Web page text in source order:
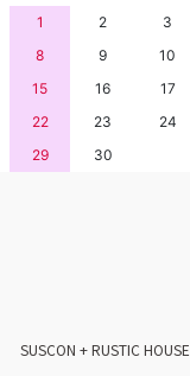
1
2 3
8 9 10
15 16 17
22 23 24
29 30
SUSCON + RUSTIC HOUSE